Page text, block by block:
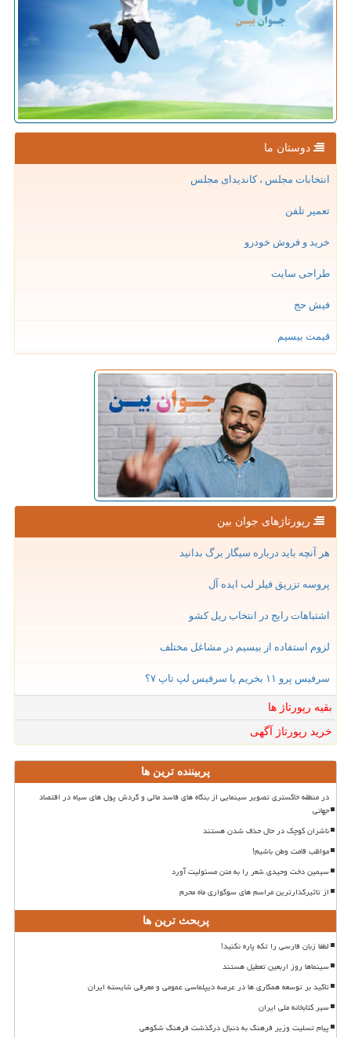
دوستان ما
انتخابات مجلس ، کاندیدای مجلس
تعمیر تلفن
خرید و فروش خودرو
طراحی سایت
فیش حج
قیمت بیسیم
رپورتاژهای جوان بین
هر آنچه باید درباره سیگار برگ بدانید
پروسه تزریق فیلر لب ایده آل
اشتباهات رایج در انتخاب ریل کشو
لزوم استفاده از بیسیم در مشاغل مختلف
سرفیس پرو ۱۱ بخریم یا سرفیس لپ تاپ ۷؟
بقیه رپورتاژ ها
خرید رپورتاژ آگهی
پربیننده ترین ها
در منطقه خاکستری تصویر سینمایی از بنگاه های فاسد مالی و گردش پول های سیاه در اقتصاد
جهانی
ناشران کوچک در حال حذف شدن هستند
مواظب قامت وطن باشیم!
سیمین دخت وحیدی شعر را به متن مسئولیت آورد
از تاثیرگذارترین مراسم های سوگواری ماه محرم
پربحث ترین ها
لطفا زبان فارسی را تکه پاره نکنید!
سینماها روز اربعین تعطیل هستند
تاکید بر توسعه همکاری ها در عرصه دیپلماسی عمومی و معرفی شایسته ایران
سیر کتابخانه ملی ایران
پیام تسلیت وزیر فرهنگ به دنبال درگذشت فرهنگ شکوهی